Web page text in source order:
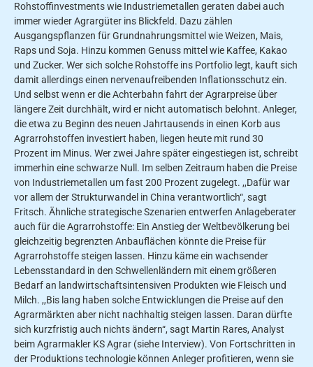
Rohstoffinvestments wie Industriemetallen geraten dabei auch
immer wieder Agrargüter ins Blickfeld. Dazu zählen
Ausgangspflanzen für Grundnahrungsmittel wie Weizen, Mais,
Raps und Soja. Hinzu kommen Genuss­ mittel wie Kaffee, Kakao
und Zucker. Wer sich solche Rohstoffe ins Portfolio legt, kauft sich
damit allerdings einen nervenaufreibenden Inflationsschutz ein.
Und selbst wenn er die Achterbahn fahrt der Agrarpreise über
längere Zeit durchhält, wird er nicht automatisch be­lohnt. Anleger,
die etwa zu Beginn des neuen Jahrtausends in einen Korb aus
Agrarrohstoffen investiert haben, liegen heute mit rund 30
Prozent im Minus. Wer zwei Jahre später eingestiegen ist, schreibt
immerhin eine schwarze Null. Im selben Zeitraum haben die Preise
von Industriemetallen um fast 200 Pro­zent zugelegt. ,,Dafür war
vor allem der Strukturwandel in China verantwort­lich“, sagt
Fritsch. Ähnliche strategische Szenarien entwerfen Anlageberater
auch für die Agrarrohstoffe: Ein Anstieg der Weltbevölkerung bei
gleichzeitig be­grenzten Anbauflächen könnte die Preise für
Agrarrohstoffe steigen lassen. Hinzu käme ein wachsender
Lebensstandard in den Schwellenländern mit einem größe­ren
Bedarf an landwirtschaftsintensiven Produkten wie Fleisch und
Milch. ,,Bis­ lang haben solche Entwicklungen die Preise auf den
Agrarmärkten aber nicht nachhaltig steigen lassen. Daran dürfte
sich kurzfristig auch nichts ändern“, sagt Martin Rares, Analyst
beim Agrarmakler KS Agrar (siehe Interview). Von Fortschritten in
der Produktions­ technologie können Anleger profitieren, wenn sie